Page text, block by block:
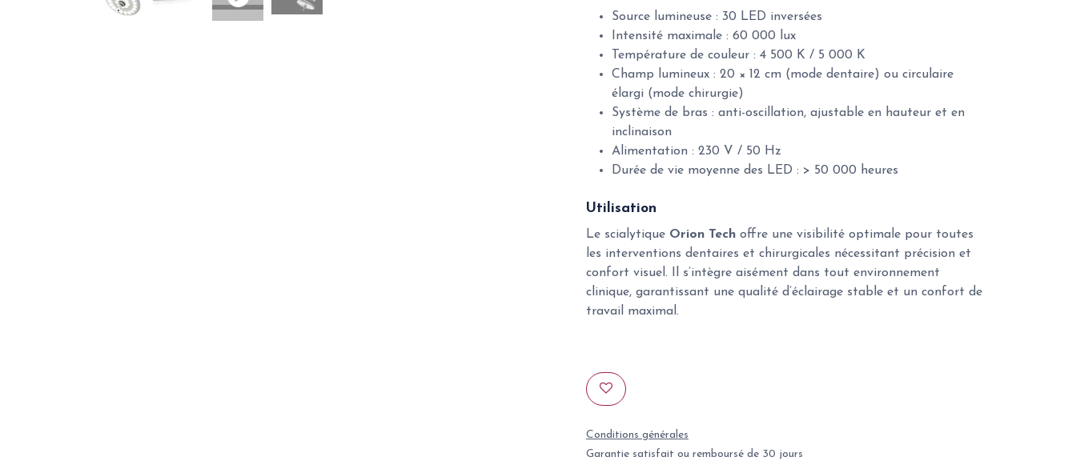
Source lumineuse : 30 LED inversées
Intensité maximale : 60 000 lux
Température de couleur : 4 500 K / 5 000 K
Champ lumineux : 20 × 12 cm (mode dentaire) ou circulaire
élargi (mode chirurgie)
Système de bras : anti-oscillation, ajustable en hauteur et en
inclinaison
Alimentation : 230 V / 50 Hz
Durée de vie moyenne des LED : > 50 000 heures
Utilisation
Le scialytique Orion Tech offre une visibilité optimale pour toutes
les interventions dentaires et chirurgicales nécessitant précision et
confort visuel. Il s’intègre aisément dans tout environnement
clinique, garantissant une qualité d’éclairage stable et un confort de
travail maximal.
Conditions générales
Garantie satisfait ou remboursé de 30 jours